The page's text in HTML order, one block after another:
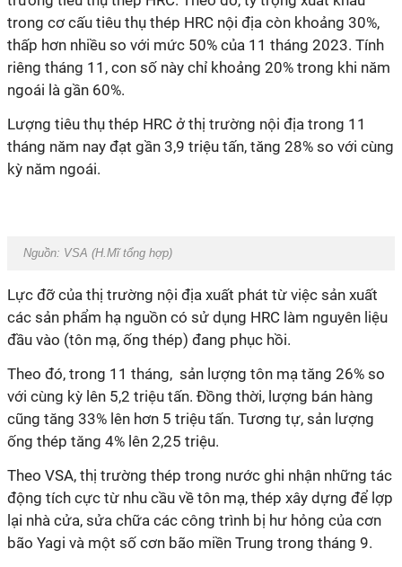
trong cơ cấu tiêu thụ thép HRC nội địa còn khoảng 30%,
thấp hơn nhiều so với mức 50% của 11 tháng 2023. Tính
riêng tháng 11, con số này chỉ khoảng 20% trong khi năm
ngoái là gần 60%.
Lượng tiêu thụ thép HRC ở thị trường nội địa trong 11
tháng năm nay đạt gần 3,9 triệu tấn, tăng 28% so với cùng
kỳ năm ngoái.
Nguồn: VSA (H.Mĩ tổng hợp)
Lực đỡ của thị trường nội địa xuất phát từ việc sản xuất
các sản phẩm hạ nguồn có sử dụng HRC làm nguyên liệu
đầu vào (tôn mạ, ống thép) đang phục hồi.
Theo đó, trong 11 tháng, sản lượng tôn mạ tăng 26% so
với cùng kỳ lên 5,2 triệu tấn. Đồng thời, lượng bán hàng
cũng tăng 33% lên hơn 5 triệu tấn. Tương tự, sản lượng
ống thép tăng 4% lên 2,25 triệu.
Theo VSA, thị trường thép trong nước ghi nhận những tác
động tích cực từ nhu cầu về tôn mạ, thép xây dựng để lợp
lại nhà cửa, sửa chữa các công trình bị hư hỏng của cơn
bão Yagi và một số cơn bão miền Trung trong tháng 9.